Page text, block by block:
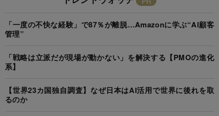
「一度の不快な経験」で87％が離脱…Amazonに学ぶ“AI顧客
管理”
「戦略は立派だが現場が動かない」を解決する【PMOの進化
系】
【世界23カ国独自調査】なぜ日本はAI活用で世界に後れを取
るのか